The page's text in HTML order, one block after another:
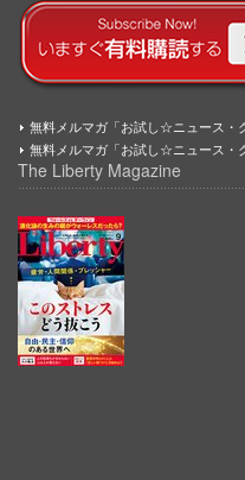
無料メルマガ「お試し☆ニュース・
無料メルマガ「お試し☆ニュース・
The Liberty Magazine